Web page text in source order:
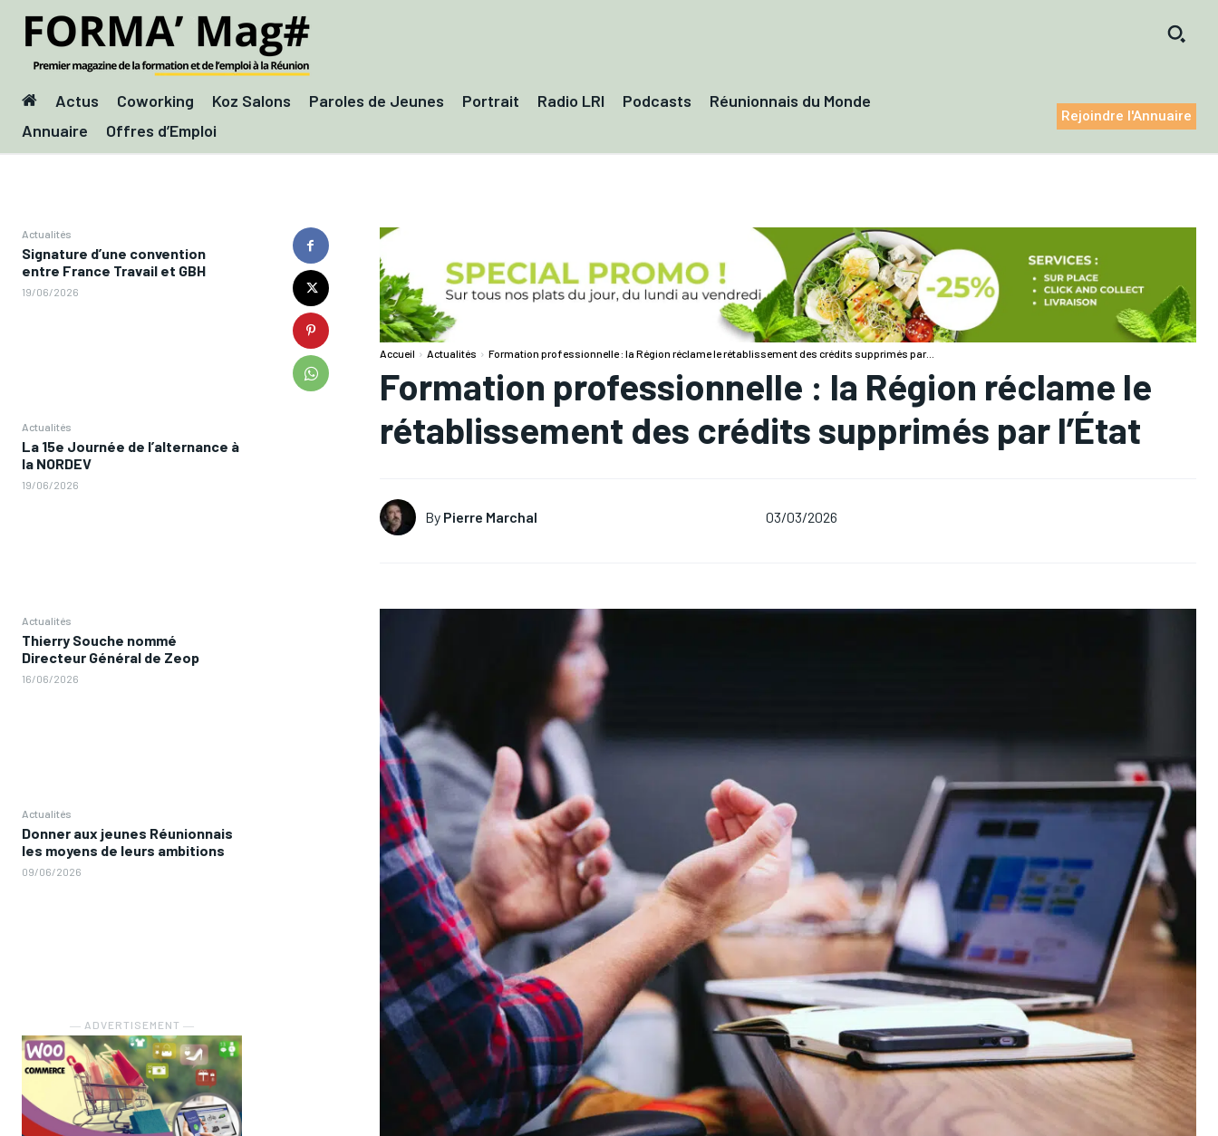
Actus Coworking Koz Salons Paroles de Jeunes Portrait Radio LRI Podcasts
Réunionnais du Monde
Annuaire
Offres d’Emploi
Rejoindre l'Annuaire
Actualités
Signature d’une convention
entre France Travail et GBH
19/06/2026
Actualités
La 15e Journée de l’alternance à
la NORDEV
19/06/2026
Actualités
Thierry Souche nommé
Directeur Général de Zeop
16/06/2026
Actualités
Donner aux jeunes Réunionnais
les moyens de leurs ambitions
09/06/2026
― ADVERTISEMENT ―
Accueil Actualités Formation professionnelle : la Région réclame le rétablissement des crédits supprimés par...
Formation professionnelle : la Région réclame le
rétablissement des crédits supprimés par l’État
By Pierre Marchal 03/03/2026